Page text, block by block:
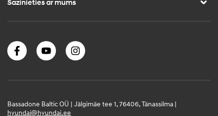
Sazinieties ar mums
Bassadone Baltic OÜ | Jälgimäe tee 1, 76406, Tänassilma |
hyundai@hyundai.ee